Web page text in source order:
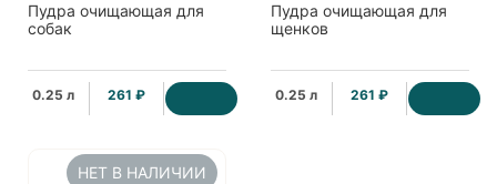
Пудра очищающая для
собак
0.25 л 261 ₽
Пудра очищающая для
щенков
0.25 л 261 ₽
НЕТ В НАЛИЧИИ